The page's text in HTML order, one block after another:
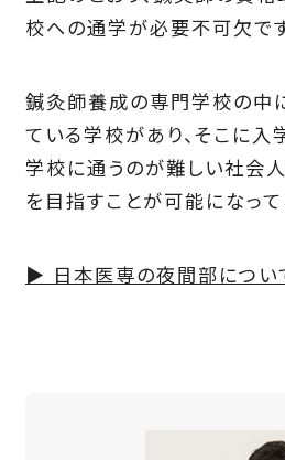
校への通学が必要不可欠です
鍼灸師養成の専門学校の中
ている学校があり、そこに入
学校に通うのが難しい社会
を目指すことが可能になって
▶ 日本医専の夜間部につい